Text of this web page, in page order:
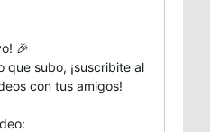
🎉
que subo, ¡suscribite al
con tus amigos!